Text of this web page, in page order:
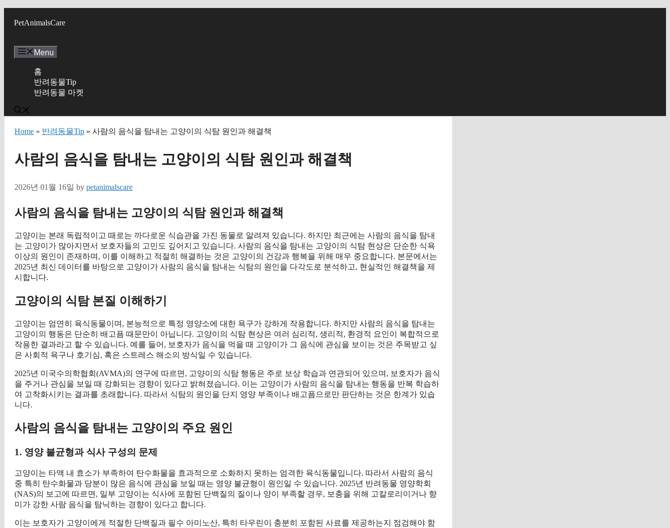
PetAnimalsCare
Menu
홈
반려동물Tip
반려동물 마켓
Home » 반려동물Tip » 사람의 음식을 탐내는 고양이의 식탐 원인과 해결책
사람의 음식을 탐내는 고양이의 식탐 원인과 해결책
2026년 01월 16일 by petanimalscare
사람의 음식을 탐내는 고양이의 식탐 원인과 해결책
고양이는 본래 독립적이고 때로는 까다로운 식습관을 가진 동물로 알려져 있습니다. 하지만 최근에는 사람의 음식을 탐내
는 고양이가 많아지면서 보호자들의 고민도 깊어지고 있습니다. 사람의 음식을 탐내는 고양이의 식탐 현상은 단순한 식욕
이상의 원인이 존재하며, 이를 이해하고 적절히 해결하는 것은 고양이의 건강과 행복을 위해 매우 중요합니다. 본문에서는
2025년 최신 데이터를 바탕으로 고양이가 사람의 음식을 탐내는 식탐의 원인을 다각도로 분석하고, 현실적인 해결책을 제
시합니다.
고양이의 식탐 본질 이해하기
고양이는 엄연히 육식동물이며, 본능적으로 특정 영양소에 대한 욕구가 강하게 작용합니다. 하지만 사람의 음식을 탐내는
고양이의 행동은 단순히 배고픔 때문만이 아닙니다. 고양이의 식탐 현상은 여러 심리적, 생리적, 환경적 요인이 복합적으로
작용한 결과라고 할 수 있습니다. 예를 들어, 보호자가 음식을 먹을 때 고양이가 그 음식에 관심을 보이는 것은 주목받고 싶
은 사회적 욕구나 호기심, 혹은 스트레스 해소의 방식일 수 있습니다.
2025년 미국수의학협회(AVMA)의 연구에 따르면, 고양이의 식탐 행동은 주로 보상 학습과 연관되어 있으며, 보호자가 음식
을 주거나 관심을 보일 때 강화되는 경향이 있다고 밝혀졌습니다. 이는 고양이가 사람의 음식을 탐내는 행동을 반복 학습하
여 고착화시키는 결과를 초래합니다. 따라서 식탐의 원인을 단지 영양 부족이나 배고픔으로만 판단하는 것은 한계가 있습
니다.
사람의 음식을 탐내는 고양이의 주요 원인
1. 영양 불균형과 식사 구성의 문제
고양이는 타액 내 효소가 부족하여 탄수화물을 효과적으로 소화하지 못하는 엄격한 육식동물입니다. 따라서 사람의 음식
중 특히 탄수화물과 당분이 많은 음식에 관심을 보일 때는 영양 불균형이 원인일 수 있습니다. 2025년 반려동물 영양학회
(NAS)의 보고에 따르면, 일부 고양이는 식사에 포함된 단백질의 질이나 양이 부족할 경우, 보충을 위해 고칼로리이거나 향
미가 강한 사람 음식을 탐닉하는 경향이 있다고 합니다.
이는 보호자가 고양이에게 적절한 단백질과 필수 아미노산, 특히 타우린이 충분히 포함된 사료를 제공하는지 점검해야 함